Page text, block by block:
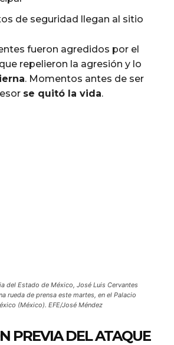
de seguridad llegan al sitio
fueron agredidos por el
repelieron la agresión y lo
. Momentos antes de ser
se quitó la vida.
del Estado de México, José Luis Cervantes
rueda de prensa este martes, en el Palacio
(México). EFE/José Méndez
PREVIA DEL ATAQUE